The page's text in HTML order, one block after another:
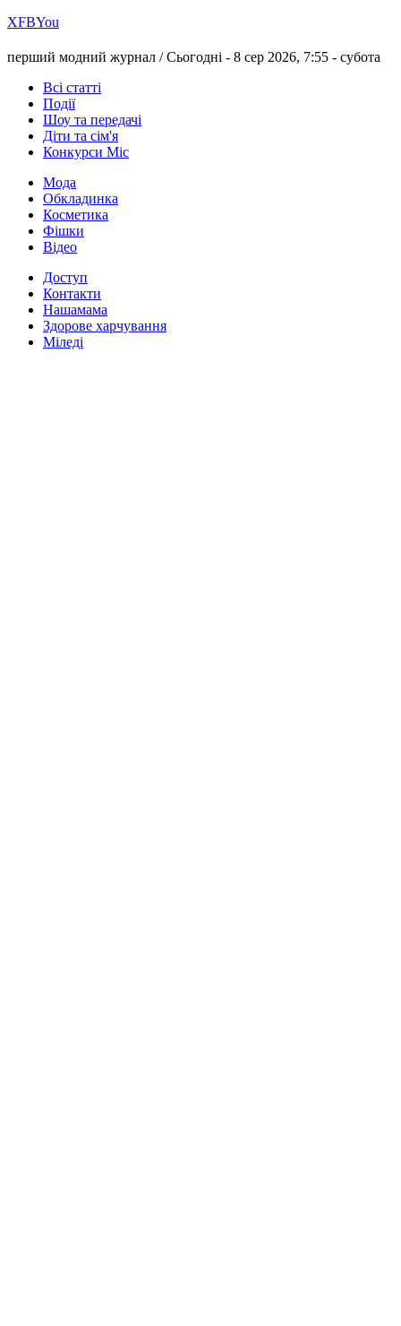
ХFBYou
перший модний журнал /Сьогодні - 8 сер 2026, 7:55 - субота
Всі статті
Події
Шоу та передачі
Діти та сім'я
Конкурси Міс
Мода
Обкладинка
Косметика
Фішки
Відео
Доступ
Контакти
Нашамама
Здорове харчування
Міледі